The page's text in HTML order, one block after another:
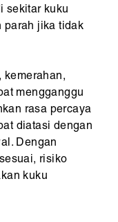
sekitar kuku
parah jika tidak
, kemerahan,
mengganggu
rasa percaya
diatasi dengan
Dengan
risiko
kuku